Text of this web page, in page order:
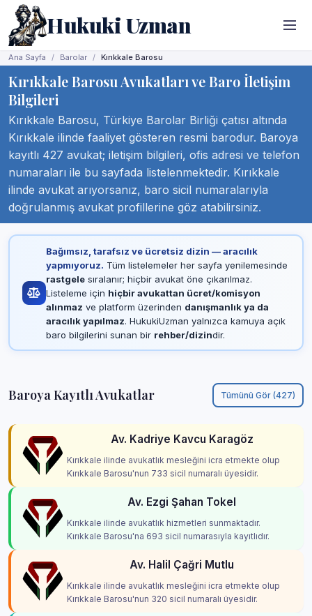
Hukuki Uzman
Ana Sayfa Barolar Kırıkkale Barosu
Kırıkkale Barosu Avukatları ve Baro İletişim
Bilgileri
Kırıkkale Barosu, Türkiye Barolar Birliği çatısı altında
Kırıkkale ilinde faaliyet gösteren resmi barodur. Baroya
kayıtlı 427 avukat; iletişim bilgileri, ofis adresi ve telefon
numaraları ile bu sayfada listelenmektedir. Kırıkkale
ilinde avukat arıyorsanız, baro sicil numaralarıyla
doğrulanmış avukat profillerine göz atabilirsiniz.
Bağımsız, tarafsız ve ücretsiz dizin — aracılık
yapmıyoruz. Tüm listelemeler her sayfa yenilemesinde
rastgelesıralanır; hiçbir avukat öne çıkarılmaz.
Listeleme için hiçbir avukattan ücret/komisyon
alınmaz ve platform üzerinden danışmanlık ya da
aracılık yapılmaz. HukukiUzman yalnızca kamuya açık
baro bilgilerini sunan bir rehber/dizindir.
Baroya Kayıtlı Avukatlar Tümünü Gör (427)
Av. Kadriye Kavcu Karagöz
Kırıkkale ilinde avukatlık mesleğini icra etmekte olup
Kırıkkale Barosu'nun 733 sicil numaralı üyesidir.
Av. Ezgi Şahan Tokel
Kırıkkale ilinde avukatlık hizmetleri sunmaktadır.
Kırıkkale Barosu'na 693 sicil numarasıyla kayıtlıdır.
Av. Halil Çağri Mutlu
Kırıkkale ilinde avukatlık mesleğini icra etmekte olup
Kırıkkale Barosu'nun 320 sicil numaralı üyesidir.